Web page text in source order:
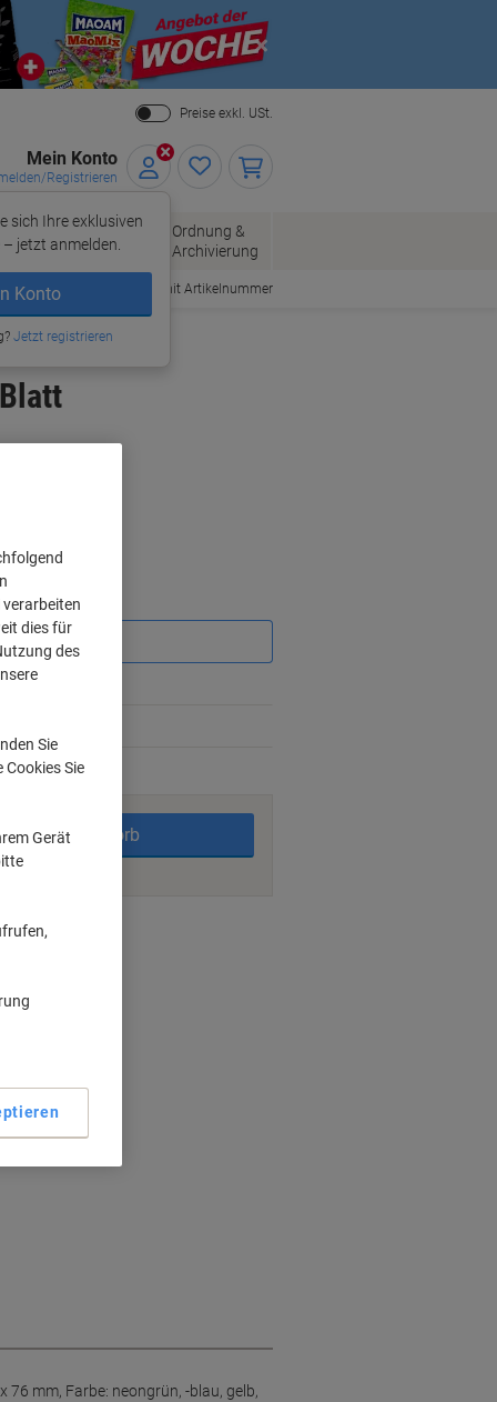
Close
Preise exkl. USt.
Mein Konto
Registrieren
sich Ihre exklusiven
jetzt anmelden.
Konto
Jetzt registrieren
Bürobedarf
Ordnung &
Archivierung
Bestellen mit Artikelnummer
In den Warenkorb
mm, Farbe: neongrün, -blau, gelb,
dies für
des
Sie
Sie
Gerät